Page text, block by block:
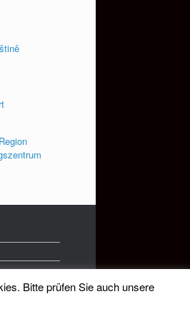
Bitte prüfen Sie auch unsere